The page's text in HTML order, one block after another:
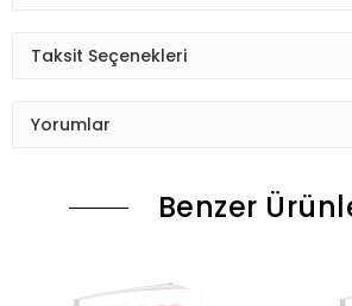
Taksit Seçenekleri
Yorumlar
Benzer